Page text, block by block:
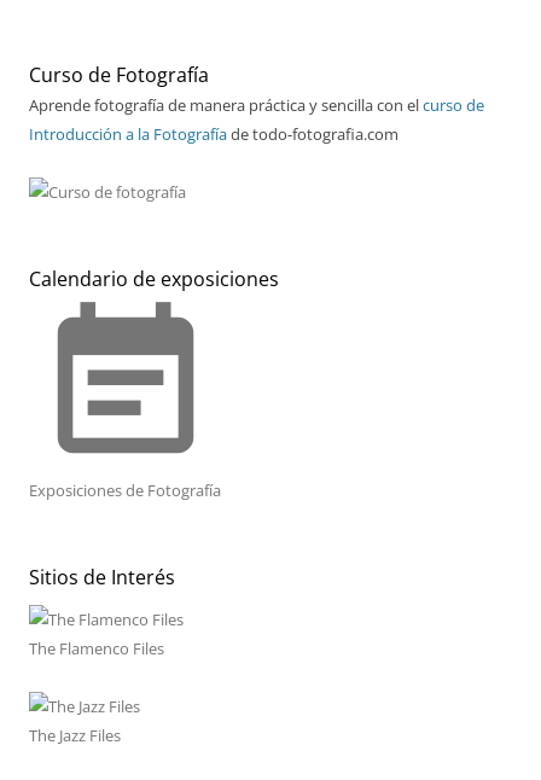
Curso de Fotografía
Aprende fotografía de manera práctica y sencilla con elcurso de
Introducción a la Fotografíade todo-fotografia.com
Calendario de exposiciones
event_note
Exposiciones de Fotografía
Sitios de Interés
The Flamenco Files
The Jazz Files